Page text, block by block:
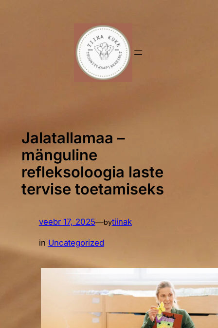
Jalatallamaa –
mänguline
refleksoloogia laste
tervise toetamiseks
veebr 17, 2025—bytiinak
in Uncategorized